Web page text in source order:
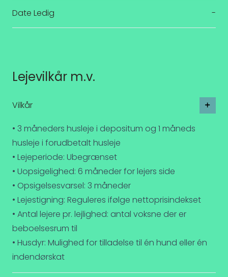
Date Ledig -
Lejevilkår m.v.
Vilkår
• 3 måneders husleje i depositum og 1 måneds
husleje i forudbetalt husleje
• Lejeperiode: Ubegrænset
• Uopsigelighed: 6 måneder for lejers side
• Opsigelsesvarsel: 3 måneder
• Lejestigning: Reguleres ifølge nettoprisindekset
• Antal lejere pr. lejlighed: antal voksne der er
beboelsesrum til
• Husdyr: Mulighed for tilladelse til én hund eller én
indendørskat